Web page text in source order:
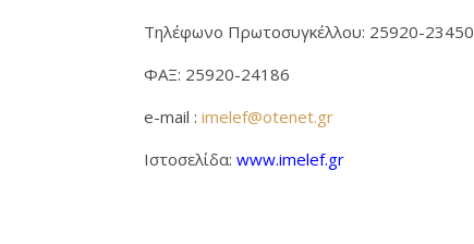
Τηλέφωνο Πρωτοσυγκέλλου: 25920-23450
ΦΑΞ: 25920-24186
e-mail : imelef@otenet.gr
Ιστοσελίδα: www.imelef.gr